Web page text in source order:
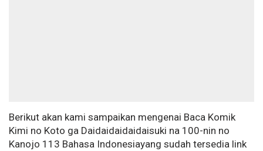
Berikut akan kami sampaikan mengenai Baca Komik
Kimi no Koto ga Daidaidaidaidaisuki na 100-nin no
Kanojo 113 Bahasa Indonesiayang sudah tersedia link